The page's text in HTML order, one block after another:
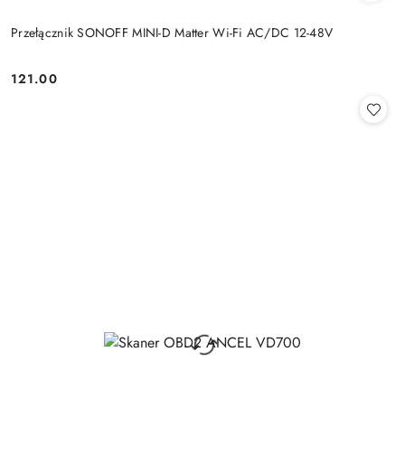
Przełącznik SONOFF MINI-D Matter Wi-Fi AC/DC 12-48V
Cena:
121.00